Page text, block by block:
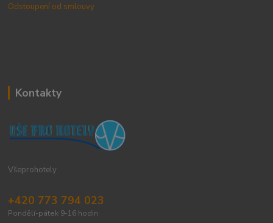
Odstoupení od smlouvy
Kontakty
Všeprohotely
+420 773 794 023
Pondělí-pátek 9-16 hodin